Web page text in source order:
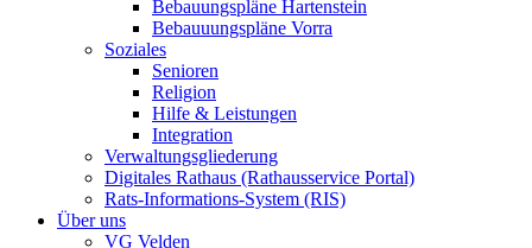
Bebauungspläne Hartenstein
Bebauuungspläne Vorra
Soziales
Senioren
Religion
Hilfe & Leistungen
Integration
Verwaltungsgliederung
Digitales Rathaus (Rathausservice Portal)
Rats-Informations-System (RIS)
Über uns
VG Velden